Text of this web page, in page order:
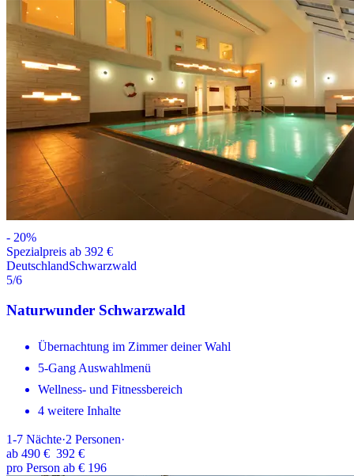
- 20%
Spezialpreis ab 392 €
DeutschlandSchwarzwald
5/6
Naturwunder Schwarzwald
Übernachtung im Zimmer deiner Wahl
5-Gang Auswahlmenü
Wellness- und Fitnessbereich
4 weitere Inhalte
1-7 Nächte·2 Personen·
ab 490 € 392 €
pro Person ab € 196